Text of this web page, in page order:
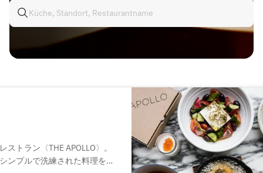
トラン〈THE APOLLO〉。
ンプルで洗練された料理を提